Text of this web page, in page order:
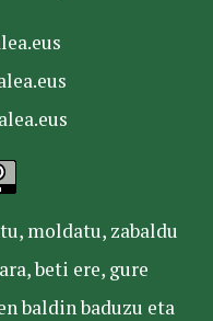
moldatu, zabaldu
beti ere, gure
baldin baduzu eta